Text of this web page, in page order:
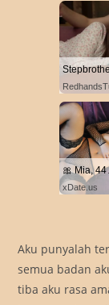
🎀 Mia,
xDate.us
Aku punyalah
semua badan
tiba aku rasa